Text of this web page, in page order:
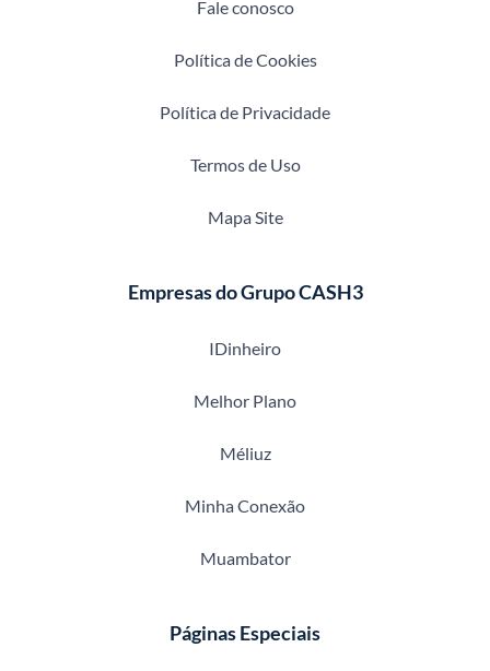
Fale conosco
Política de Cookies
Política de Privacidade
Termos de Uso
Mapa Site
Empresas do Grupo CASH3
IDinheiro
Melhor Plano
Méliuz
Minha Conexão
Muambator
Páginas Especiais